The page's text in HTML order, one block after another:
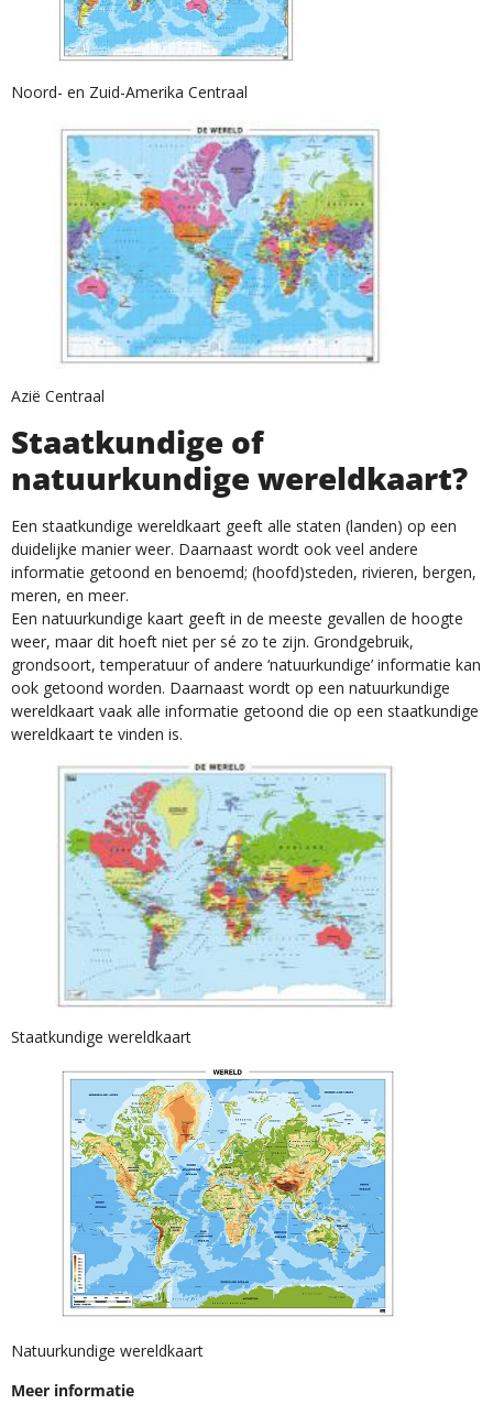
Noord- en Zuid-Amerika Centraal
Azië Centraal
Staatkundige of
natuurkundige wereldkaart?
Een staatkundige wereldkaart geeft alle staten (landen) op een
duidelijke manier weer. Daarnaast wordt ook veel andere
informatie getoond en benoemd; (hoofd)steden, rivieren, bergen,
meren, en meer.
Een natuurkundige kaart geeft in de meeste gevallen de hoogte
weer, maar dit hoeft niet per sé zo te zijn. Grondgebruik,
grondsoort, temperatuur of andere ‘natuurkundige’ informatie kan
ook getoond worden. Daarnaast wordt op een natuurkundige
wereldkaart vaak alle informatie getoond die op een staatkundige
wereldkaart te vinden is.
Staatkundige wereldkaart
Natuurkundige wereldkaart
Meer informatie